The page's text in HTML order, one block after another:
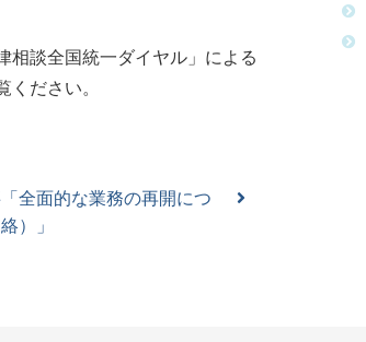
相談全国統一ダイヤル」による
ください。
全面的な業務の再開につ
）」